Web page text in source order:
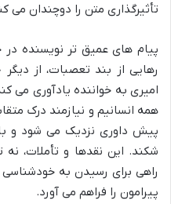
تأثیرگذاری متن را دوچندان می
پیام های عمیق تر نویسنده
رهایی از بند تعصبات، از
امیری به خواننده یادآوری می
همه انسانیم و نیازمند درک
پیش داوری نزدیک می شود و
شکند. این نقدها و تأملات،
راهی برای رسیدن به
پیرامون را فراهم می آورد.